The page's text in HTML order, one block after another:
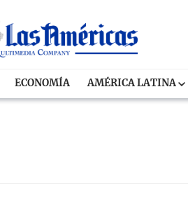
ECONOMÍA AMÉRICA LATINA